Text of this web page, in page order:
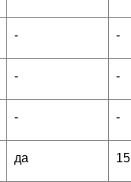
- -
- -
- -
да